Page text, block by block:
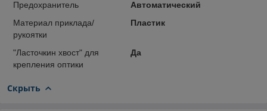
Предохранитель
Автоматический
Материал приклада/
рукоятки
Пластик
"Ласточкин хвост" для
крепления оптики
Да
Скрыть